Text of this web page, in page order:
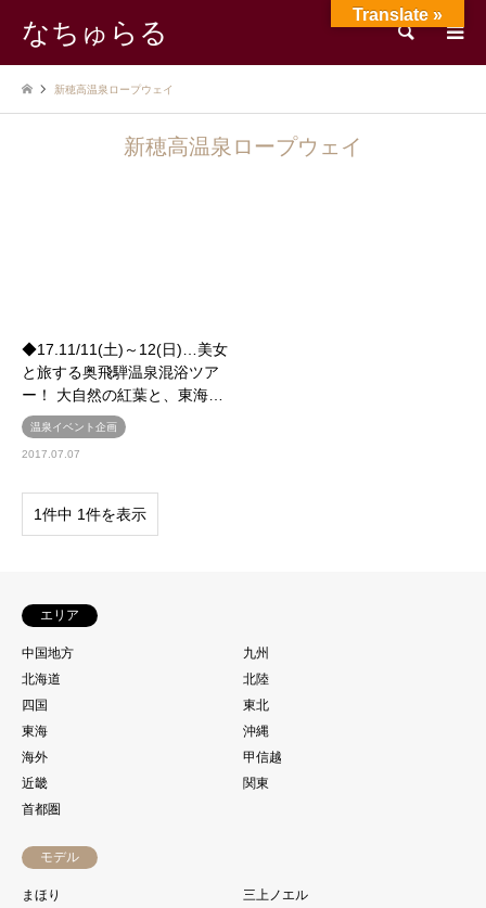
なちゅらる 検索
新穂高温泉ロープウェイ
新穂高温泉ロープウェイ
◆17.11/11(土)～12(日)…美女
と旅する奥飛騨温泉混浴ツア
ー！ 大自然の紅葉と、東海…
温泉イベント企画
2017.07.07
1件中 1件を表示
エリア
中国地方
九州
北海道
北陸
四国
東北
東海
沖縄
海外
甲信越
近畿
関東
首都圏
モデル
まほり
三上ノエル
Translate »